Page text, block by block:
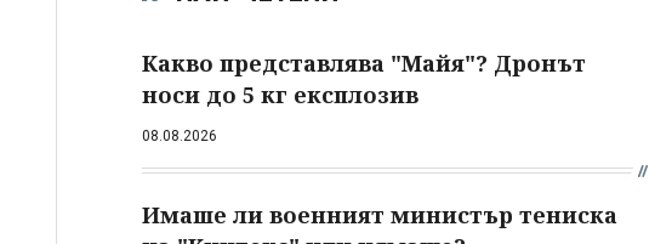
Какво представлява "Майя"? Дронът
носи до 5 кг експлозив
08.08.2026
Имаше ли военният министър тениска